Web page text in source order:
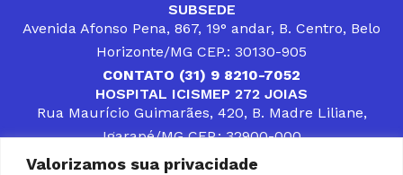
Valorizamos sua privacidade
SUBSEDE
Avenida Afonso Pena, 867, 19° andar, B. Centro, Belo
Horizonte/MG CEP.: 30130-905
CONTATO (31) 9 8210-7052
HOSPITAL ICISMEP 272 JOIAS
Rua Maurício Guimarães, 420, B. Madre Liliane,
Igarapé/MG CEP.: 32900-000
CONTATOS (31) 3512-4400 ou (31) 9 8309-8660